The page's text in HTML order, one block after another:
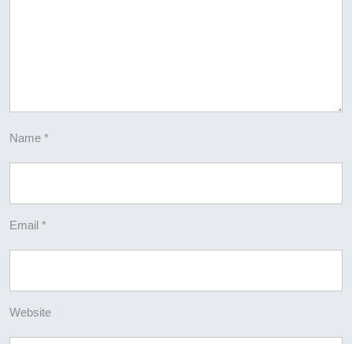
Name *
Email *
Website